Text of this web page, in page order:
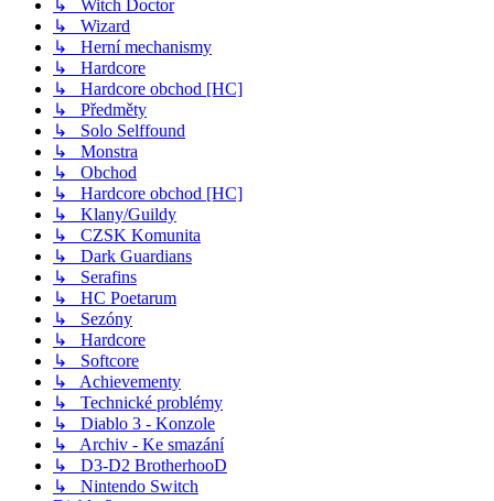
↳ Witch Doctor
↳ Wizard
↳ Herní mechanismy
↳ Hardcore
↳ Hardcore obchod [HC]
↳ Předměty
↳ Solo Selffound
↳ Monstra
↳ Obchod
↳ Hardcore obchod [HC]
↳ Klany/Guildy
↳ CZSK Komunita
↳ Dark Guardians
↳ Serafins
↳ HC Poetarum
↳ Sezóny
↳ Hardcore
↳ Softcore
↳ Achievementy
↳ Technické problémy
↳ Diablo 3 - Konzole
↳ Archiv - Ke smazání
↳ D3-D2 BrotherhooD
↳ Nintendo Switch